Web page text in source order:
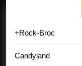
+Rock-Broc
Candyland